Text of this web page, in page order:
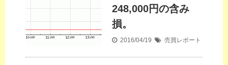
248,000円の含み
損。
2016/04/19 売買レポート